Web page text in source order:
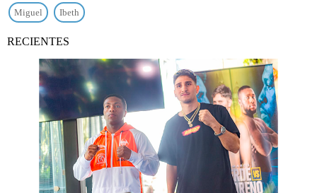
Miguel Ibeth
RECIENTES